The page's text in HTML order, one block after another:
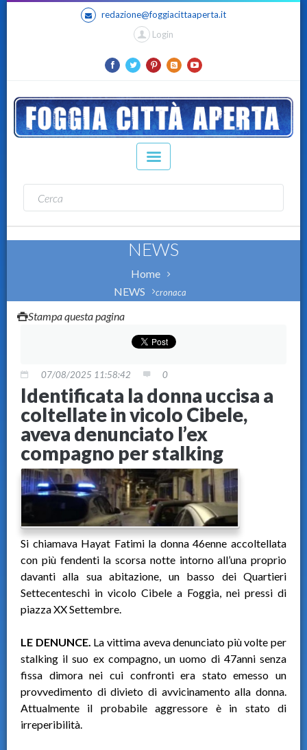
redazione@foggiacittaaperta.it
Login
NEWS
Home
NEWS
cronaca
Stampa questa pagina
07/08/2025 11:58:42 0
Identificata la donna uccisa a
coltellate in vicolo Cibele,
aveva denunciato l’ex
compagno per stalking
Si chiamava Hayat Fatimi la donna 46enne accoltellata
con più fendenti la scorsa notte intorno all’una proprio
davanti alla sua abitazione, un basso dei Quartieri
Settecenteschi in vicolo Cibele a Foggia, nei pressi di
piazza XX Settembre.
LE DENUNCE. La vittima aveva denunciato più volte per
stalking il suo ex compagno, un uomo di 47anni senza
fissa dimora nei cui confronti era stato emesso un
provvedimento di divieto di avvicinamento alla donna.
Attualmente il probabile aggressore è in stato di
irreperibilità.